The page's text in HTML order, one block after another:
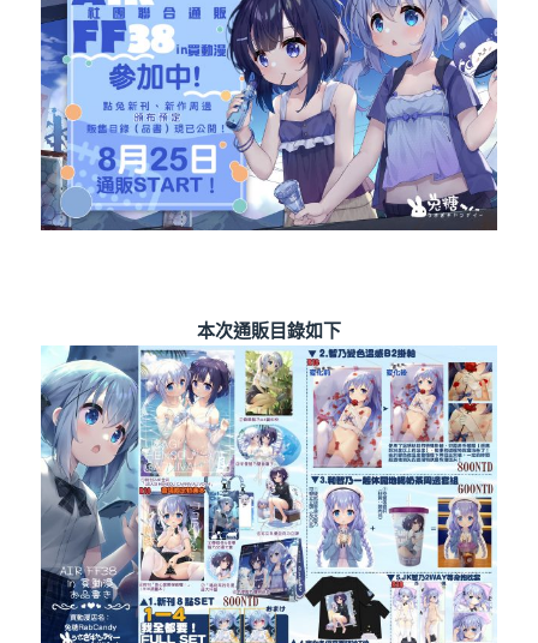
本次通販目錄如下